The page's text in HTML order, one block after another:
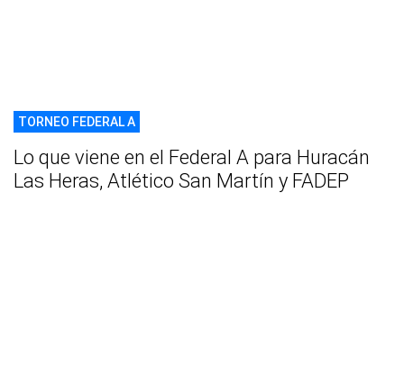
TORNEO FEDERAL A
Lo que viene en el Federal A para Huracán
Las Heras, Atlético San Martín y FADEP